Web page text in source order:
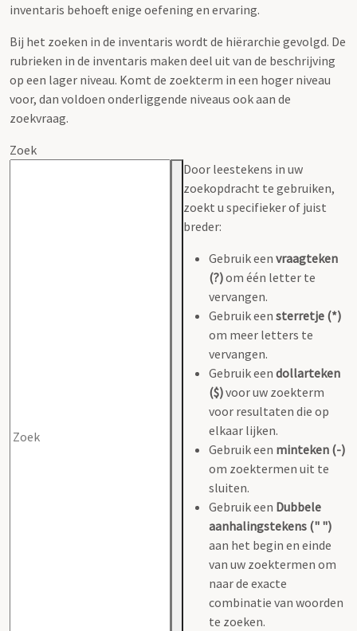
inventaris behoeft enige oefening en ervaring.
Bij het zoeken in de inventaris wordt de hiërarchie gevolgd. De
rubrieken in de inventaris maken deel uit van de beschrijving
op een lager niveau. Komt de zoekterm in een hoger niveau
voor, dan voldoen onderliggende niveaus ook aan de
zoekvraag.
Zoek
Door leestekens in uw
zoekopdracht te gebruiken,
zoekt u specifieker of juist
breder:
Gebruik een vraagteken
(?)om één letter te
vervangen.
Gebruik een sterretje (*)
om meer letters te
vervangen.
Gebruik een dollarteken
($)voor uw zoekterm
voor resultaten die op
elkaar lijken.
Gebruik een minteken (-)
om zoektermen uit te
sluiten.
Gebruik een Dubbele
aanhalingstekens (" ")
aan het begin en einde
van uw zoektermen om
naar de exacte
combinatie van woorden
te zoeken.